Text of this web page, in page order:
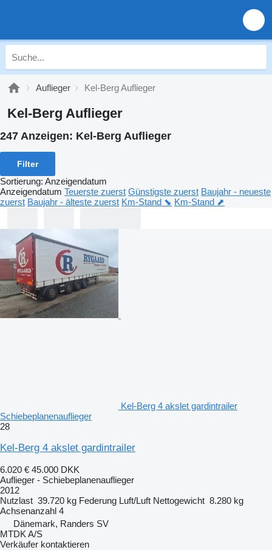
Auflieger Kel-Berg Auflieger
Kel-Berg Auflieger
247 Anzeigen: Kel-Berg Auflieger
Filter
Sortierung: Anzeigendatum
Anzeigendatum Teuerste zuerst Günstigste zuerst Baujahr - neueste
zuerst Baujahr - älteste zuerst Km-Stand ⬊ Km-Stand ⬈
Kel-Berg 4 akslet gardintrailer
Schiebeplanenauflieger
28
Kel-Berg 4 akslet gardintrailer
6.020 € 45.000 DKK
Auflieger - Schiebeplanenauflieger
2012
Nutzlast 39.720 kg Federung Luft/Luft Nettogewicht 8.280 kg
Achsenanzahl 4
Dänemark, Randers SV
MTDK A/S
Verkäufer kontaktieren